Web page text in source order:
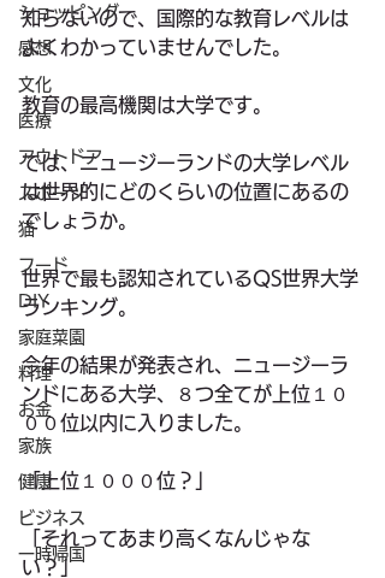
ショッピング
感想
文化
医療
アウトドア
スポーツ
猫
フード
DIY
家庭菜園
料理
お金
家族
健康
ビジネス
一時帰国
知らないので、国際的な教育レベルは
よくわかっていませんでした。
教育の最高機関は大学です。
では、ニュージーランドの大学レベル
は世界的にどのくらいの位置にあるの
でしょうか。
世界で最も認知されているQS世界大学
ランキング。
今年の結果が発表され、ニュージーラ
ンドにある大学、８つ全てが上位１０
００位以内に入りました。
「上位１０００位？」
「それってあまり高くなんじゃな
い？」